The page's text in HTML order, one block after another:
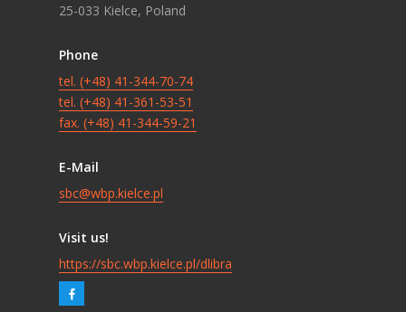
25-033 Kielce, Poland
Phone
tel. (+48) 41-344-70-74
tel. (+48) 41-361-53-51
fax. (+48) 41-344-59-21
E-Mail
sbc@wbp.kielce.pl
Visit us!
https://sbc.wbp.kielce.pl/dlibra